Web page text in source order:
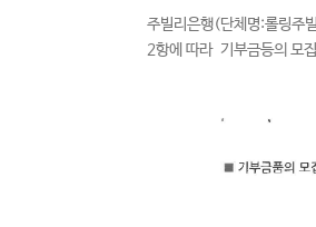
주빌리은행(단체명:롤링주
2항에 따라 기부금등의 모